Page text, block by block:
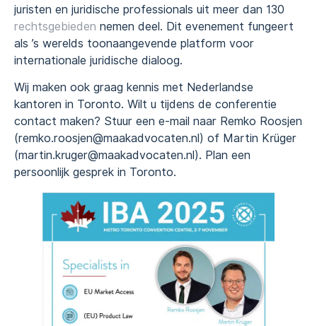
juristen en juridische professionals uit meer dan 130
rechtsgebieden nemen deel. Dit evenement fungeert
als ’s werelds toonaangevende platform voor
internationale juridische dialoog.
Wij maken ook graag kennis met Nederlandse
kantoren in Toronto. Wilt u tijdens de conferentie
contact maken? Stuur een e-mail naar Remko Roosjen
(remko.roosjen@maakadvocaten.nl) of Martin Krüger
(martin.kruger@maakadvocaten.nl). Plan een
persoonlijk gesprek in Toronto.